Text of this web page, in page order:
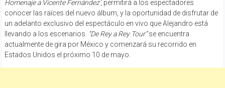
Homenaje a Vicente Fernández’, permitirá a los espectadores
conocer las raíces del nuevo álbum, y la oportunidad de disfrutar de
un adelanto exclusivo del espectáculo en vivo que Alejandro está
llevando a los escenarios. “De Rey a Rey Tour”se encuentra
actualmente de gira por México y comenzará su recorrido en
Estados Unidos el próximo 10 de mayo.